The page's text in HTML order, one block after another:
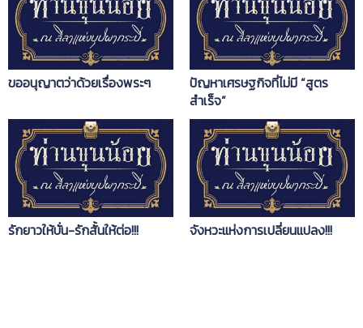
ขออนุญาตว่าด้วยเรื่องพระๆ
ปัญหาเศรษฐกิจที่ไม่มี “สูตร
สำเร็จ”
รักยาวให้บั่น-รักสั้นให้ต่อ!!! จังหวะแห่งการเปลี่ยนแปลง!!!